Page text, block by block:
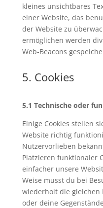
kleines unsichtbares
einer Website, das
der Website zu
ermöglichen werden
Web-Beacons
5. Cookies
5.1 Technische oder
Einige Cookies stellen
Website richtig
Nutzervorlieben
Platzieren funktionaler
einfacher unsere
Weise musst du bei
wiederholt die gleichen
oder deine